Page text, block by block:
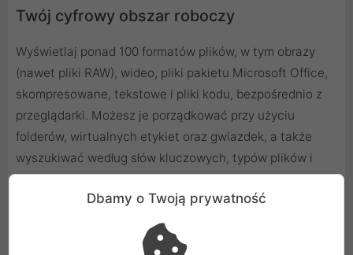
Twój cyfrowy obszar roboczy
Wyświetlaj ponad 100 formatów plików, w tym obrazy
(nawet pliki RAW), wideo, pliki pakietu Microsoft Office,
skompresowane, tekstowe i pliki kodu, bezpośrednio z
przeglądarki. Możesz je porządkować przy użyciu
folderów, wirtualnych etykiet oraz gwiazdek, a także
wyszukiwać według słów kluczowych, typów plików i
innych. Gdy Twoje pliki i foldery znajdują się na
BeeStation, łatwo uzyskiwać do nich dostęp i
udostępniać innym, bez względu na to, gdzie jesteś.
Masz również możliwość dodania do udostępnionych
Dbamy o Twoją prywatność